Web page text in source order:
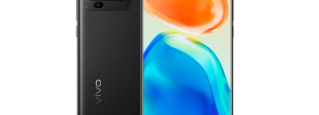
Uzbekistan(uz) | Mamlakat/mintaqani tanlash